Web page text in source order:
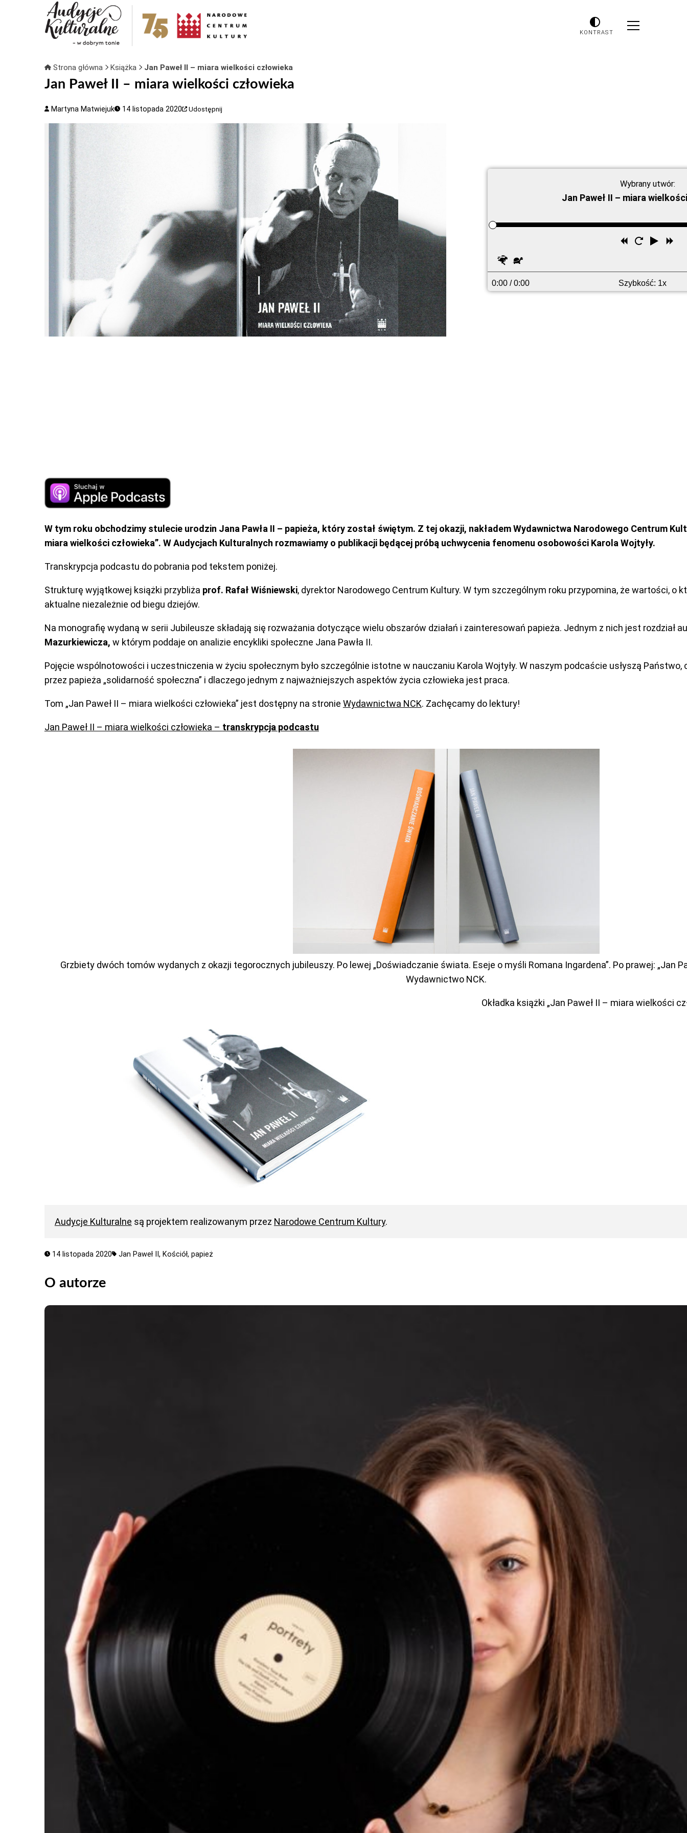
KONTRAST
Strona główna Książka Jan Paweł II – miara wielkości człowieka
Jan Paweł II – miara wielkości człowieka
Martyna Matwiejuk 14 listopada 2020 Udostępnij
Wybrany utwór:
Jan Paweł II – miara
Uruchom
Przewiń
Szybciej
Wolniej
0:00 / 0:00 Szybkość: 1x
W tym roku obchodzimy stulecie urodzin Jana Pawła II – papieża, który został świętym. Z tej okazji, nakładem Wydawnictwa Narodowego Centrum
miara wielkości człowieka”. W Audycjach Kulturalnych rozmawiamy o publikacji będącej próbą uchwycenia fenomenu osobowości Karola Wojtyły.
Transkrypcja podcastu do pobrania pod tekstem poniżej.
Strukturę wyjątkowej książki przybliża prof. Rafał Wiśniewski, dyrektor Narodowego Centrum Kultury. W tym szczególnym roku przypomina, że wartości, o
aktualne niezależnie od biegu dziejów.
Na monografię wydaną w serii Jubileusze składają się rozważania dotyczące wielu obszarów działań i zainteresowań papieża. Jednym z nich jest rozdział
Mazurkiewicza, w którym poddaje on analizie encykliki społeczne Jana Pawła II.
Pojęcie wspólnotowości i uczestniczenia w życiu społecznym było szczególnie istotne w nauczaniu Karola Wojtyły. W naszym podcaście usłyszą
przez papieża „solidarność społeczna” i dlaczego jednym z najważniejszych aspektów życia człowieka jest praca.
Tom „Jan Paweł II – miara wielkości człowieka” jest dostępny na stronie Wydawnictwa NCK. Zachęcamy do lektury!
Jan Paweł II – miara wielkości człowieka – transkrypcja podcastu
Grzbiety dwóch tomów wydanych z okazji tegorocznych jubileuszy. Po lewej „Doświadczanie świata. Eseje o myśli Romana Ingardena”. Po prawej: „Jan
Wydawnictwo NCK.
Okładka książki „Jan Paweł II – miara wielkości
Audycje Kulturalne są projektem realizowanym przez Narodowe Centrum Kultury.
14 listopada 2020 Jan Paweł II, Kościół,papież
O autorze